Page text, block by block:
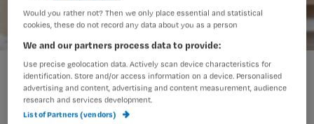
Onderhandelingen cao ziekenhuizen gestart
Would you rather not? Then we only place essential and statistical
cookies, these do not record any data about you as a person
We and our partners process data to provide:
Use precise geolocation data. Actively scan device characteristics for
identification. Store and/or access information on a device. Personalised
advertising and content, advertising and content measurement, audience
research and services development.
List of Partners (vendors)